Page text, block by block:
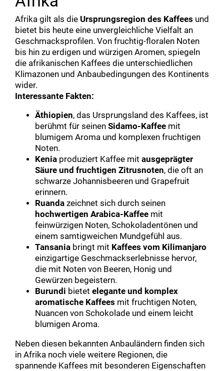
Afrika gilt als die Ursprungsregion des Kaffees und
bietet bis heute eine unvergleichliche Vielfalt an
Geschmacksprofilen. Von fruchtig-floralen Noten
bis hin zu erdigen und würzigen Aromen, spiegeln
die afrikanischen Kaffees die unterschiedlichen
Klimazonen und Anbaubedingungen des Kontinents
wider.
Interessante Fakten:
Äthiopien, das Ursprungsland des Kaffees, ist
berühmt für seinen Sidamo-Kaffee mit
blumigem Aroma und komplexen fruchtigen
Noten.
Kenia produziert Kaffee mit ausgeprägter
Säure und fruchtigen Zitrusnoten, die oft an
schwarze Johannisbeeren und Grapefruit
erinnern.
Ruanda zeichnet sich durch seinen
hochwertigen Arabica-Kaffee mit
feinwürzigen Noten, Schokoladentönen und
einem samtigweichen Mundgefühl aus.
Tansania bringt mit Kaffees vom Kilimanjaro
einzigartige Geschmackserlebnisse hervor,
die mit Noten von Beeren, Honig und
Gewürzen begeistern.
Burundi bietet elegante und komplex
aromatische Kaffees mit fruchtigen Noten,
Nuancen von Schokolade und einem leicht
blumigen Aroma.
Neben diesen bekannten Anbauländern finden sich
in Afrika noch viele weitere Regionen, die
spannende Kaffees mit besonderen Eigenschaften